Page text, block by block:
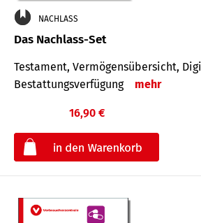
NACHLASS
Das Nachlass-Set
Testament, Vermögens­übersicht,
Bestat­tungs­ver­fügung
mehr
16,90 €